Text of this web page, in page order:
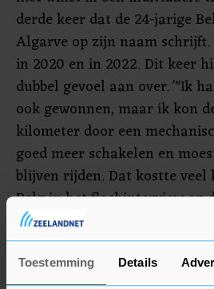
Toestemming Details
derde keer dat de 24-jarige
Algarve op zijn naam
in 2020 en in 2022. Dit keer
dubbel gevoel aan over. '"Ik
ook gewonnen, maar ik kon
kilometer door een
goed meer schakelen en
blijven rijden. Dat kostte veel
Belg in het flashinterview op
"Maar met drie zeges hier in
tevreden zijn." Evenepoel
al de eendaagse Figueira